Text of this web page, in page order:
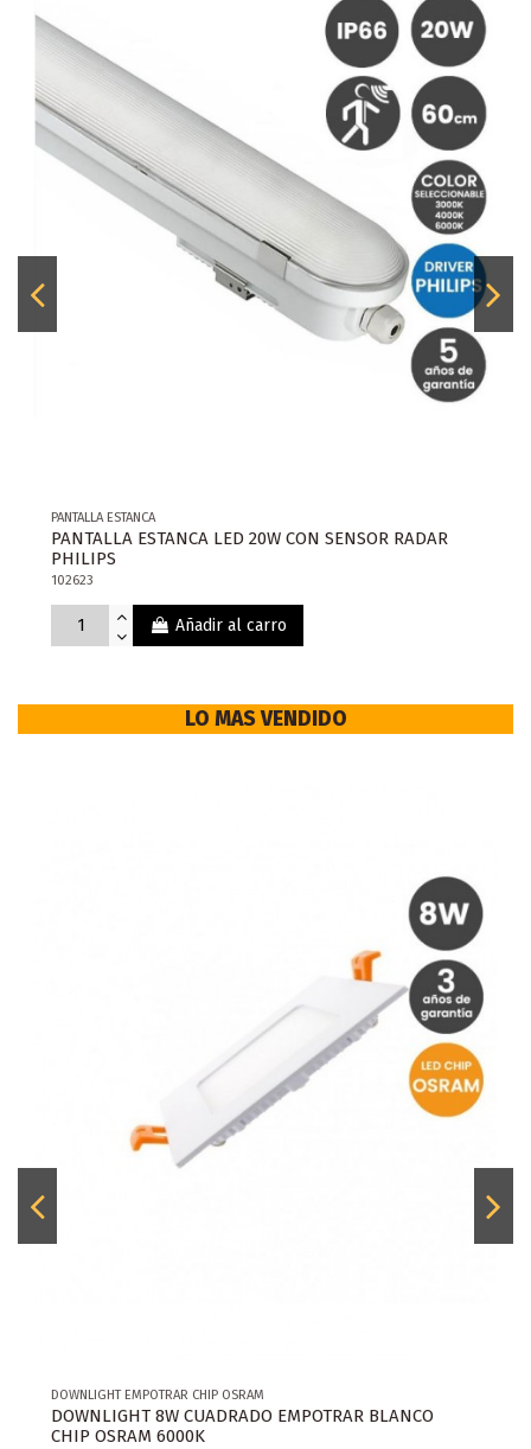
PANTALLA ESTANCA
PANTALLA ESTANCA LED 20W CON SENSOR RADAR
PHILIPS
102623
Añadir al carro
LO MAS VENDIDO
DOWNLIGHT EMPOTRAR CHIP OSRAM
DOWNLIGHT 8W CUADRADO EMPOTRAR BLANCO
CHIP OSRAM 6000K